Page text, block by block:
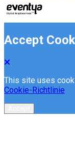
Accept
This site uses
Cookie-Richtlinie